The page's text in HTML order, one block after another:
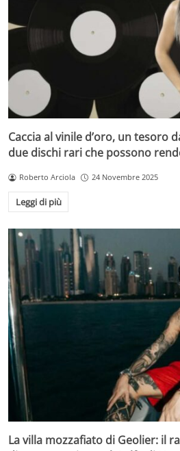
Caccia al vinile d’oro, un tesoro
due dischi rari che possono
Roberto Arciola 24 Novembre 2025
Leggi di più
La villa mozzafiato di Geolier: il